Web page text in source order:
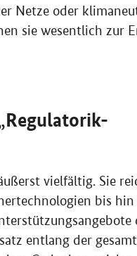
Netze oder
sie wesentlich zur
vielfältig. Sie
bis
entlang der